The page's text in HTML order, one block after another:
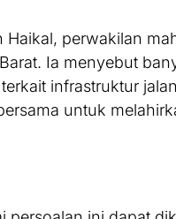
Haikal, perwakilan
Ia menyebut
infrastruktur
untuk